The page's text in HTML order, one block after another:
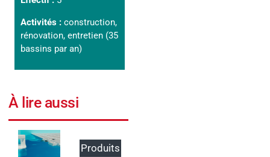
Activités :construction,
rénovation, entretien (35
bassins par an)
À lire aussi
Produits